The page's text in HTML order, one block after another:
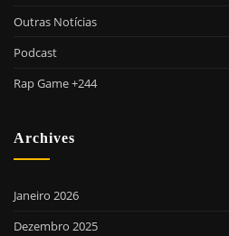
Outras Notícias
Podcast
Rap Game +244
Archives
Janeiro 2026
Dezembro 2025